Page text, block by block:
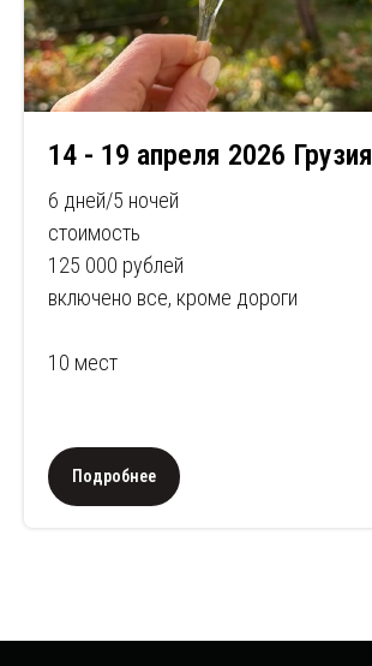
14 - 19 апреля 2026 Грузия
6 дней/5 ночей
стоимость
125 000 рублей
включено все, кроме дороги
10 мест
Подробнее